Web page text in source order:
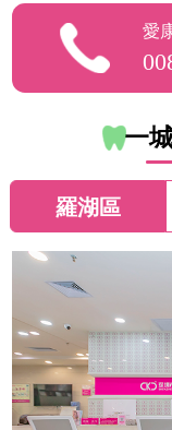
愛
一
羅湖區